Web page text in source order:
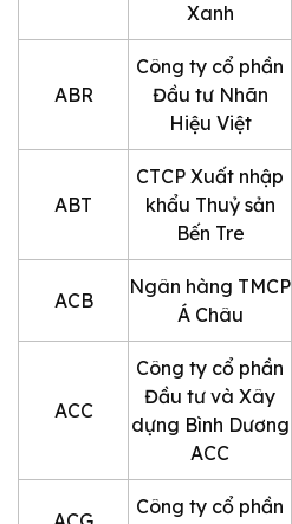
Xanh
ABR
Công ty cổ phần
Đầu tư Nhãn
Hiệu Việt
ABT
CTCP Xuất nhập
khẩu Thuỷ sản
Bến Tre
ACB
Ngân hàng TMCP
Á Châu
ACC
Công ty cổ phần
Đầu tư và Xây
dựng Bình Dương
ACC
Công ty cổ phần